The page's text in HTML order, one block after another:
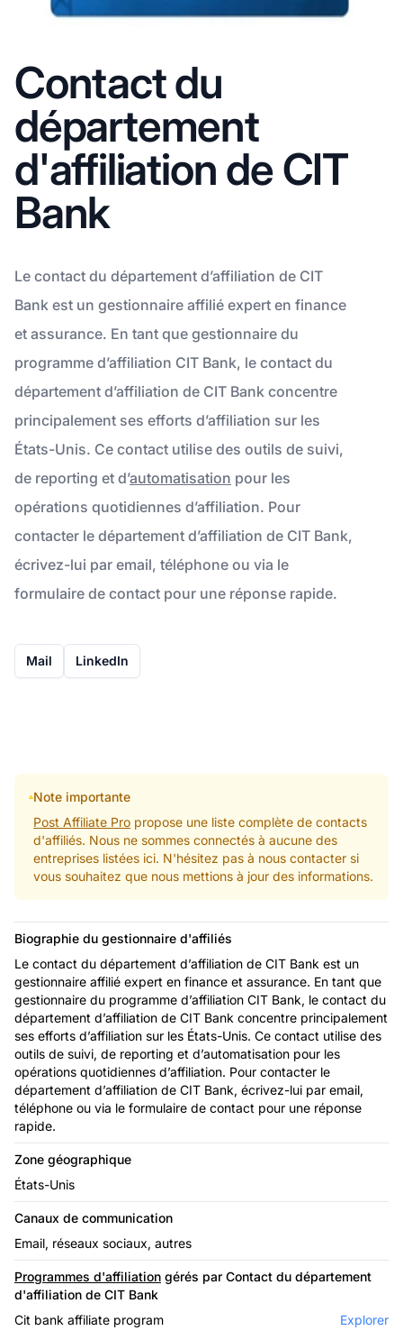
Contact du
département
d'affiliation de CIT
Bank
Le contact du département d’affiliation de CIT
Bank est un gestionnaire affilié expert en finance
et assurance. En tant que gestionnaire du
programme d’affiliation CIT Bank, le contact du
département d’affiliation de CIT Bank concentre
principalement ses efforts d’affiliation sur les
États-Unis. Ce contact utilise des outils de suivi,
de reporting et d’automatisation pour les
opérations quotidiennes d’affiliation. Pour
contacter le département d’affiliation de CIT Bank,
écrivez-lui par email, téléphone ou via le
formulaire de contact pour une réponse rapide.
Mail LinkedIn
Note importante
Post Affiliate Pro propose une liste complète de contacts
d'affiliés. Nous ne sommes connectés à aucune des
entreprises listées ici. N'hésitez pas à nous contacter si
vous souhaitez que nous mettions à jour des informations.
Biographie du gestionnaire d'affiliés
Le contact du département d’affiliation de CIT Bank est un
gestionnaire affilié expert en finance et assurance. En tant que
gestionnaire du programme d’affiliation CIT Bank, le contact du
département d’affiliation de CIT Bank concentre principalement
ses efforts d’affiliation sur les États-Unis. Ce contact utilise des
outils de suivi, de reporting et d’automatisation pour les
opérations quotidiennes d’affiliation. Pour contacter le
département d’affiliation de CIT Bank, écrivez-lui par email,
téléphone ou via le formulaire de contact pour une réponse
rapide.
Zone géographique
États-Unis
Canaux de communication
Email, réseaux sociaux, autres
Programmes d'affiliation gérés par Contact du département
d'affiliation de CIT Bank
Cit bank affiliate program
Explorer